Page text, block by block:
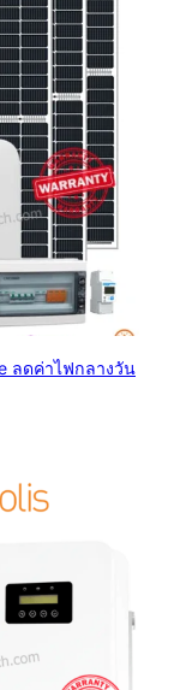
ลดค่าไฟกลางวัน